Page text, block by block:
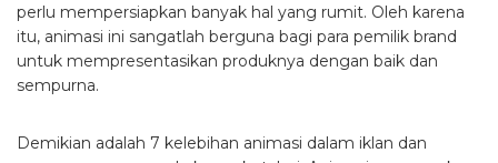
perlu mempersiapkan banyak hal yang rumit. Oleh karena
itu, animasi ini sangatlah berguna bagi para pemilik brand
untuk mempresentasikan produknya dengan baik dan
sempurna.
Demikian adalah 7 kelebihan animasi dalam iklan dan